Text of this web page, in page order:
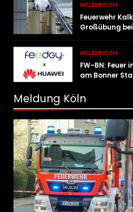
MELDUNGEN
Feuerwehr
Großübung
MELDUNGEN
FW-BN:
am Bonner
Meldung Köln